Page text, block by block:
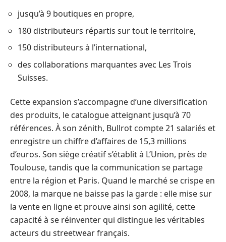
jusqu’à 9 boutiques en propre,
180 distributeurs répartis sur tout le territoire,
150 distributeurs à l’international,
des collaborations marquantes avec Les Trois
Suisses.
Cette expansion s’accompagne d’une diversification
des produits, le catalogue atteignant jusqu’à 70
références. À son zénith, Bullrot compte 21 salariés et
enregistre un chiffre d’affaires de 15,3 millions
d’euros. Son siège créatif s’établit à L’Union, près de
Toulouse, tandis que la communication se partage
entre la région et Paris. Quand le marché se crispe en
2008, la marque ne baisse pas la garde : elle mise sur
la vente en ligne et prouve ainsi son agilité, cette
capacité à se réinventer qui distingue les véritables
acteurs du streetwear français.